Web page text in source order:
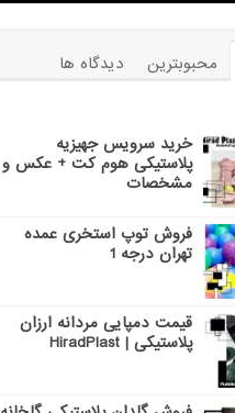
محبوبترین
دیدگاه ها
خرید سرویس جهیزیه
پلاستیکی هوم کت + عکس و
مشخصات
فروش توپ استخری عمده
تهران درجه 1
قیمت دمپایی مردانه ارزان
پلاستیکی | HiradPlast